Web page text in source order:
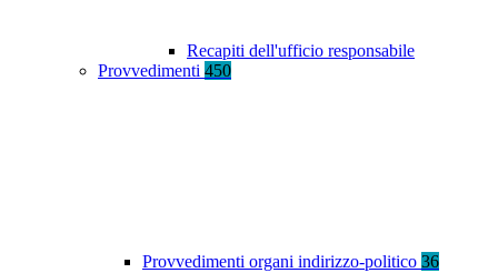
Recapiti dell'ufficio responsabile
Provvedimenti 450
Provvedimenti organi indirizzo-politico 36